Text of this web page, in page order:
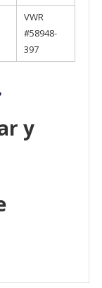
VWR
#58948-
397
y